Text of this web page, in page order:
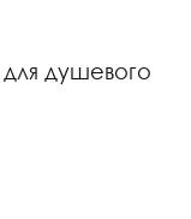
душевого